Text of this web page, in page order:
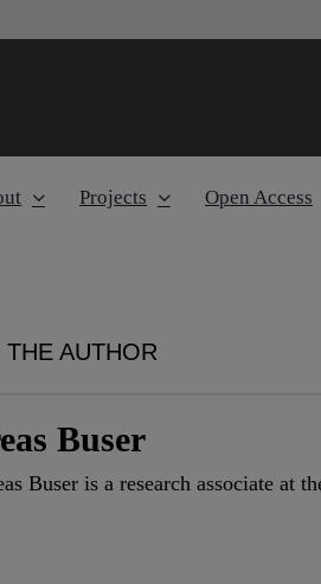
Projects Open Access
AUTHOR
Buser
Buser is a research associate at